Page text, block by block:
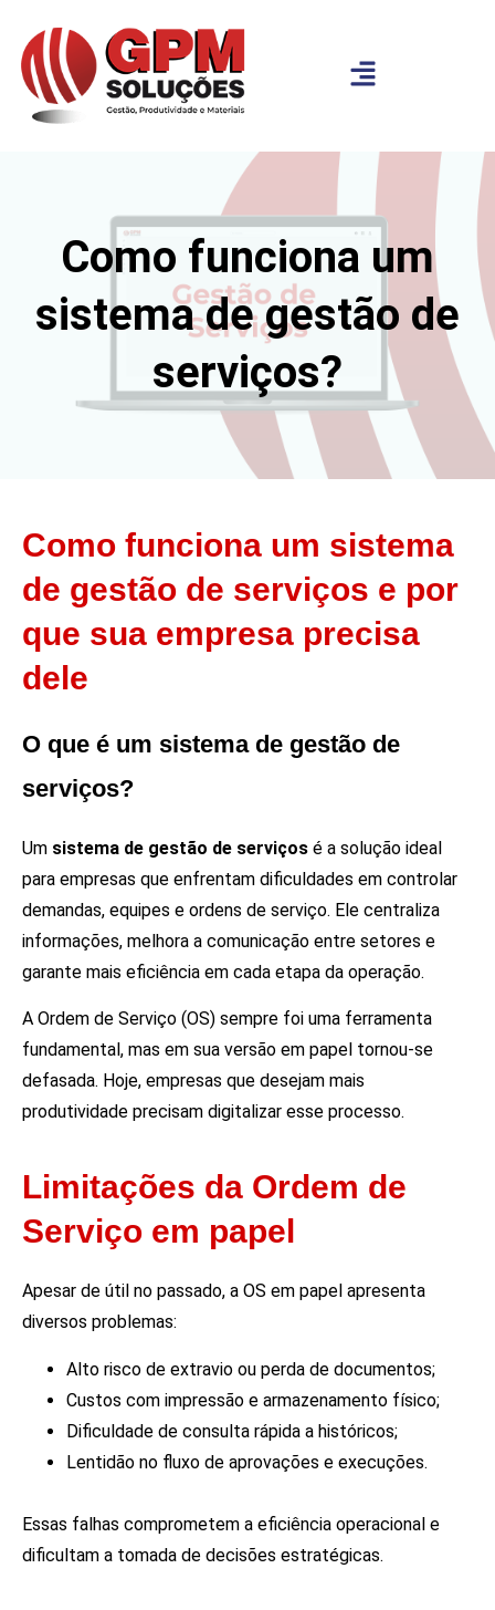
Como funciona um
sistema de gestão de
serviços?
Como funciona um sistema
de gestão de serviços e por
que sua empresa precisa
dele
O que é um sistema de gestão de
serviços?
Um sistema de gestão de serviços é a solução ideal
para empresas que enfrentam dificuldades em controlar
demandas, equipes e ordens de serviço. Ele centraliza
informações, melhora a comunicação entre setores e
garante mais eficiência em cada etapa da operação.
A Ordem de Serviço (OS) sempre foi uma ferramenta
fundamental, mas em sua versão em papel tornou-se
defasada. Hoje, empresas que desejam mais
produtividade precisam digitalizar esse processo.
Limitações da Ordem de
Serviço em papel
Apesar de útil no passado, a OS em papel apresenta
diversos problemas:
Alto risco de extravio ou perda de documentos;
Custos com impressão e armazenamento físico;
Dificuldade de consulta rápida a históricos;
Lentidão no fluxo de aprovações e execuções.
Essas falhas comprometem a eficiência operacional e
dificultam a tomada de decisões estratégicas.